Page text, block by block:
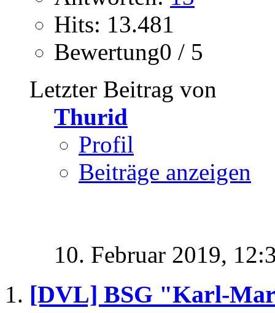
Hits: 13.481
Bewertung0 / 5
Letzter Beitrag von
Thurid
Profil
Beiträge anzeigen
10. Februar 2019,
[DVL] BSG "Karl-